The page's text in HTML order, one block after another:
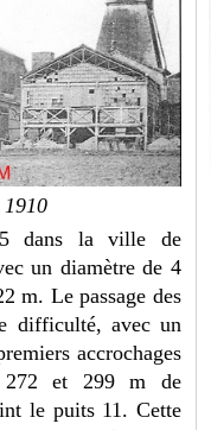
1910
dans la ville de
un diamètre de 4
m. Le passage des
difficulté, avec un
accrochages
272 et 299 m de
le puits 11. Cette